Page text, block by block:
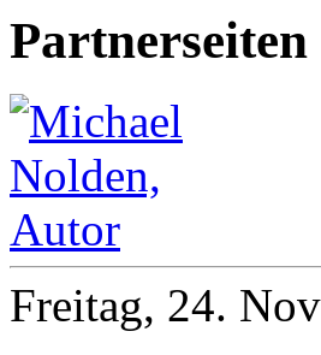
Partnerseiten
Freitag, 24.